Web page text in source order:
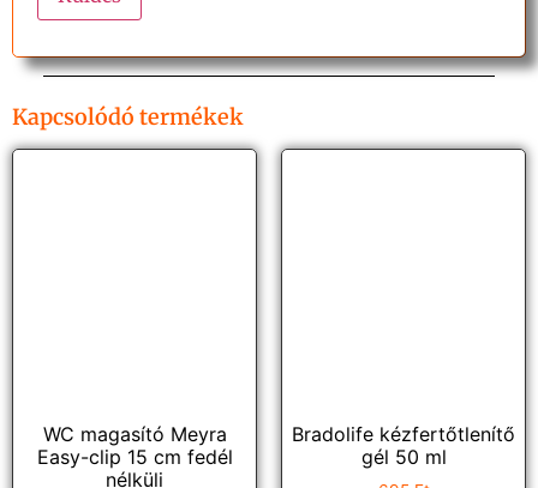
Kapcsolódó termékek
WC magasító Meyra
Easy-clip 15 cm fedél
nélküli
Bradolife kézfertőtlenítő
gél 50 ml